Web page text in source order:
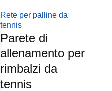
Rete per palline da
tennis
Parete di
allenamento per
rimbalzi da
tennis